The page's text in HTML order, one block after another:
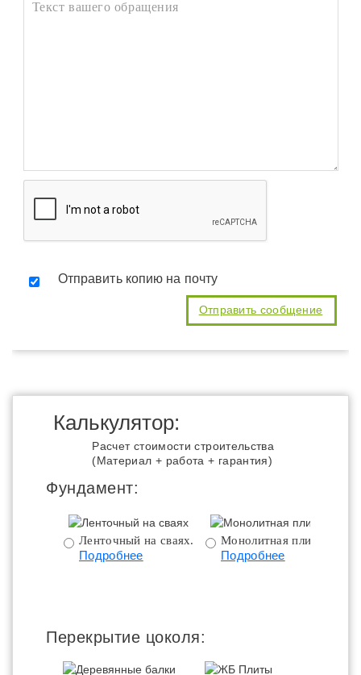
Отправить копию на почту
Калькулятор:
Расчет стоимости строительства
(Материал + работа + гарантия)
Фундамент:
Ленточный на сваях.
Подробнее
Монолитная плита.
Подробнее
Перекрытие цоколя: